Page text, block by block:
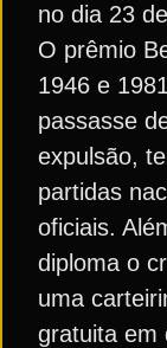
no dia 23
O prêmio
1946 e
passasse
expulsão,
partidas
oficiais.
diploma o
uma
gratuita em